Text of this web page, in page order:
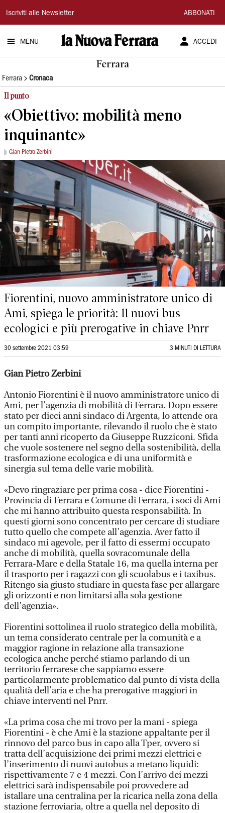
La
Nuova
Ferrara
Iscriviti alle Newsletter ABBONATI
MENU ACCEDI
Ferrara
Ferrara Cronaca
Il punto
«Obiettivo: mobilità meno
inquinante»
Gian Pietro Zerbini
Fiorentini, nuovo amministratore unico di
Ami, spiega le priorità: 11 nuovi bus
ecologici e più prerogative in chiave Pnrr
30 settembre 2021 03:59 3 MINUTI DI LETTURA
Gian Pietro Zerbini
Antonio Fiorentini è il nuovo amministratore unico di
Ami, per l’agenzia di mobilità di Ferrara. Dopo essere
stato per dieci anni sindaco di Argenta, lo attende ora
un compito importante, rilevando il ruolo che è stato
per tanti anni ricoperto da Giuseppe Ruzziconi. Sfida
che vuole sostenere nel segno della sostenibilità, della
trasformazione ecologica e di una uniformità e
sinergia sul tema delle varie mobilità.
«Devo ringraziare per prima cosa - dice Fiorentini -
Provincia di Ferrara e Comune di Ferrara, i soci di Ami
che mi hanno attribuito questa responsabilità. In
questi giorni sono concentrato per cercare di studiare
tutto quello che compete all’agenzia. Aver fatto il
sindaco mi agevole, per il fatto di essermi occupato
anche di mobilità, quella sovracomunale della
Ferrara-Mare e della Statale 16, ma quella interna per
il trasporto per i ragazzi con gli scuolabus e i taxibus.
Ritengo sia giusto studiare in questa fase per allargare
gli orizzonti e non limitarsi alla sola gestione
dell’agenzia».
Fiorentini sottolinea il ruolo strategico della mobilità,
un tema considerato centrale per la comunità e a
maggior ragione in relazione alla transazione
ecologica anche perché stiamo parlando di un
territorio ferrarese che sappiamo essere
particolarmente problematico dal punto di vista della
qualità dell’aria e che ha prerogative maggiori in
chiave interventi nel Pnrr.
«La prima cosa che mi trovo per la mani - spiega
Fiorentini - è che Ami è la stazione appaltante per il
rinnovo del parco bus in capo alla Tper, ovvero si
tratta dell’acquisizione dei primi mezzi elettrici e
l’inserimento di nuovi autobus a metano liquidi:
rispettivamente 7 e 4 mezzi. Con l’arrivo dei mezzi
elettrici sarà indispensabile poi provvedere ad
istallare una centralina per la ricarica nella zona della
stazione ferroviaria, oltre a quella nel deposito di